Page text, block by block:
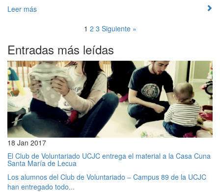
Leer más
1 2 3 Siguiente »
Entradas más leídas
18 Jan 2017
El Club de Voluntariado UCJC entrega el material a la Casa Cuna
Santa María de Lecua
Los alumnos del Club de Voluntariado – Campus 89 de la UCJC
han entregado todo...